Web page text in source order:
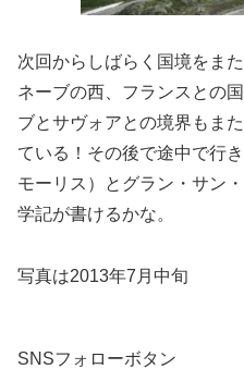
次回からしばらく国境をま
ネーブの西、フランスとの
ブとサヴォアとの境界もま
ている！その後で途中で行
モーリス）とグラン・サン
学記が書けるかな。
写真は2013年7月中旬
SNSフォローボタン